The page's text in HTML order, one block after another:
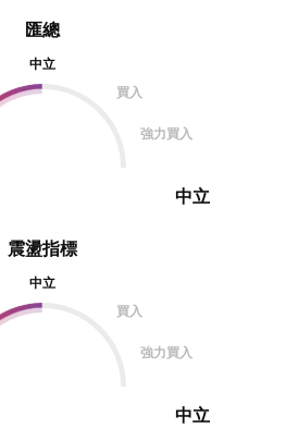
震盪指標
中立
買入
強力買入
中立
匯總
中立
買入
強力買入
中立